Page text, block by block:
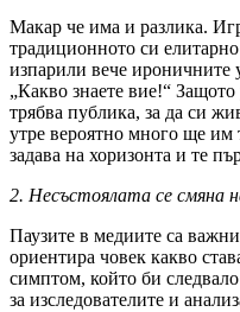
Макар че има и разлика.
традиционното си
изпарили вече ироничните
„Какво знаете вие!“
трябва публика, за да си
утре вероятно много ще им
задава на хоризонта и те
2. Несъстоялата се смяна
Паузите в медиите са важни
ориентира човек какво
симптом, който би
за изследователите и